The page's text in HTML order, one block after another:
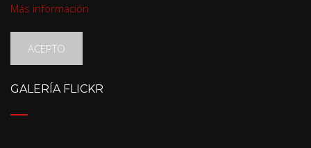
Más información
ACEPTO
GALERÍA FLICKR